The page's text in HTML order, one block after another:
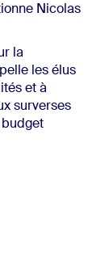
Nicolas
la
les élus
et à
surverses
budget